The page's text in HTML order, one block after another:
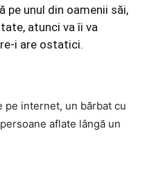
pe unul din oamenii săi,
atunci va îi va
i are ostatici.
internet, un bărbat cu
aflate lângă un